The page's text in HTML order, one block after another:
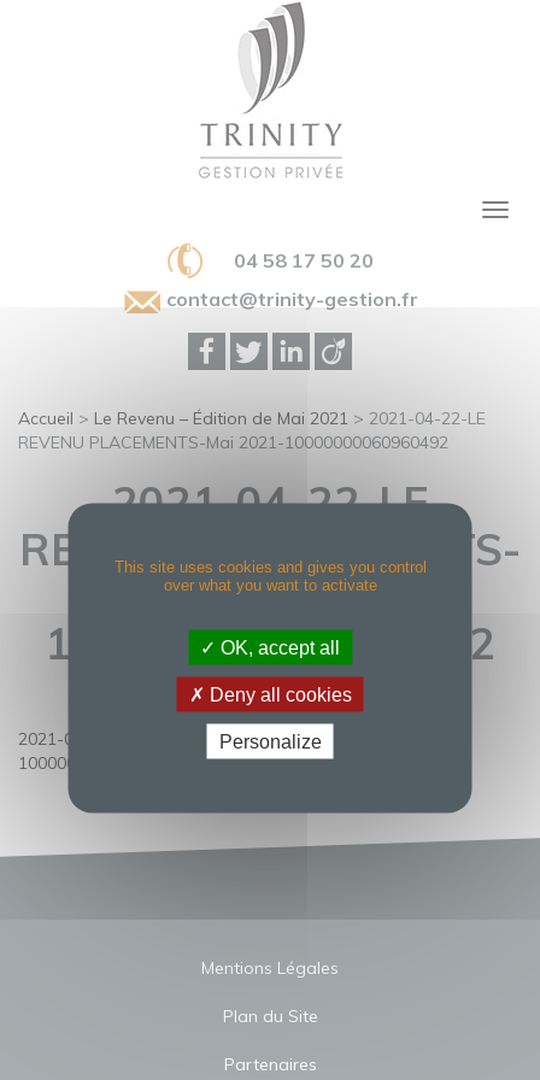
04 58 17 50 20
contact@trinity-gestion.fr
Accueil > Le Revenu – Édition de Mai 2021 > 2021-04-22-LE
REVENU PLACEMENTS-Mai 2021-10000000060960492
2021-04-22-LE
REVENU PLACEMENTS-
MAI 2021-
10000000060960492
2021-04-22-LE REVENU PLACEMENTS-Mai 2021-
10000000060960492
Mentions Légales
Plan du Site
Partenaires
This site uses cookies and gives you control
over what you want to activate
OK, accept all
Deny all cookies
Personalize